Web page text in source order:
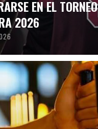
EN EL TORNEO
2026